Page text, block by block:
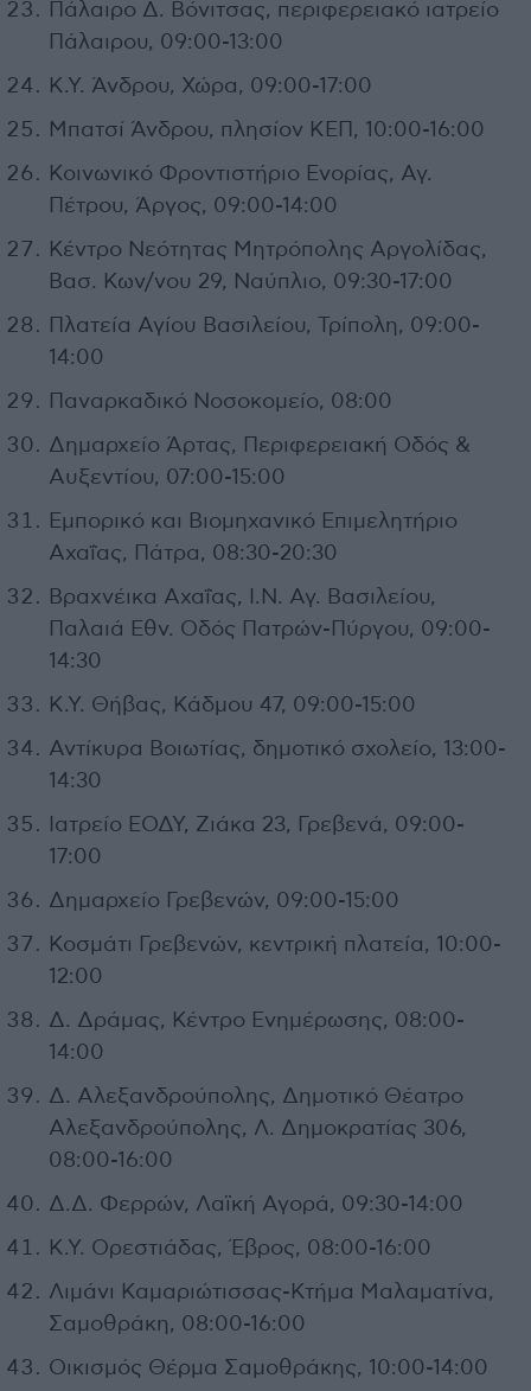
Πάλαιρο Δ. Βόνιτσας, περιφερειακό ιατρείο
Πάλαιρου, 09:00-13:00
Κ.Υ. Άνδρου, Χώρα, 09:00-17:00
Μπατσί Άνδρου, πλησίον ΚΕΠ, 10:00-16:00
Κοινωνικό Φροντιστήριο Ενορίας, Αγ.
Πέτρου, Άργος, 09:00-14:00
Κέντρο Νεότητας Μητρόπολης Αργολίδας,
Βασ. Κων/νου 29, Ναύπλιο, 09:30-17:00
Πλατεία Αγίου Βασιλείου, Τρίπολη, 09:00-
14:00
Παναρκαδικό Νοσοκομείο, 08:00
Δημαρχείο Άρτας, Περιφερειακή Οδός &
Αυξεντίου, 07:00-15:00
Εμπορικό και Βιομηχανικό Επιμελητήριο
Αχαΐας, Πάτρα, 08:30-20:30
Βραχνέικα Αχαΐας, Ι.Ν. Αγ. Βασιλείου,
Παλαιά Εθν. Οδός Πατρών-Πύργου, 09:00-
14:30
Κ.Υ. Θήβας, Κάδμου 47, 09:00-15:00
Αντίκυρα Βοιωτίας, δημοτικό σχολείο, 13:00-
14:30
Ιατρείο ΕΟΔΥ, Ζιάκα 23, Γρεβενά, 09:00-
17:00
Δημαρχείο Γρεβενών, 09:00-15:00
Κοσμάτι Γρεβενών, κεντρική πλατεία, 10:00-
12:00
Δ. Δράμας, Κέντρο Ενημέρωσης, 08:00-
14:00
Δ. Αλεξανδρούπολης, Δημοτικό Θέατρο
Αλεξανδρούπολης, Λ. Δημοκρατίας 306,
08:00-16:00
Δ.Δ. Φερρών, Λαϊκή Αγορά, 09:30-14:00
Κ.Υ. Ορεστιάδας, Έβρος, 08:00-16:00
Λιμάνι Καμαριώτισσας-Κτήμα Μαλαματίνα,
Σαμοθράκη, 08:00-16:00
Οικισμός Θέρμα Σαμοθράκης, 10:00-14:00